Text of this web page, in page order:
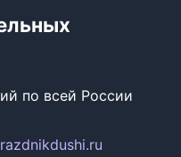
по всей России